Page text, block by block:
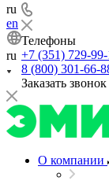
ru
en
ru
Телефоны
+7 (351) 729-99-
8 (800) 301-66-
Заказать звонок
О компании